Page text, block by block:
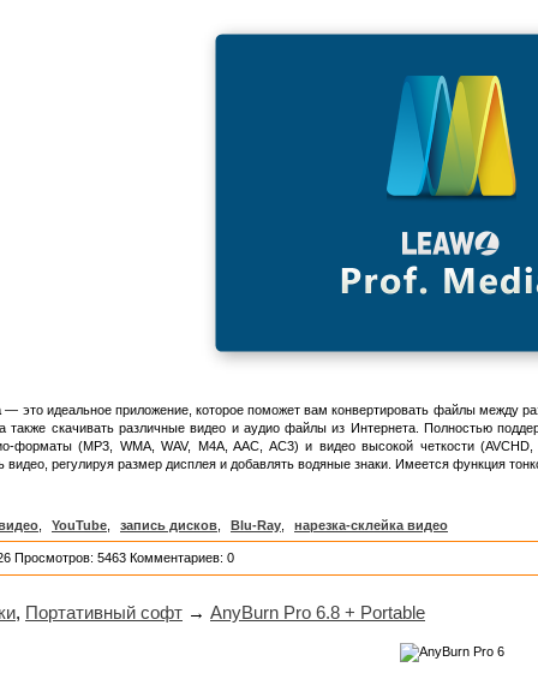
— это идеальное приложение, которое поможет вам конвертировать файлы между
также скачивать различные видео и аудио файлы из Интернета. Полностью
форматы (MP3, WMA, WAV, M4A, AAC, AC3) и видео высокой четкости
регулируя размер дисплея и добавлять водяные знаки. Имеется функция
YouTube запись дисков Blu-Ray нарезка-склейка видео
Просмотров: 5463 Комментариев: 0
, Портативный софт → AnyBurn Pro 6.8 + Portable